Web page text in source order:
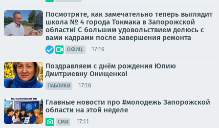
Посмотрите, как замечательно теперь выглядит
школа № 4 города Токмака в Запорожской
области! С большим удовольствием делюсь с
вами кадрами после завершения ремонта
ОФИЦ. 17:19
Поздравляем с днём рождения Юлию
Дмитриевну Онищенко!
ПАБЛИКИ 17:16
Главные новости про #молодежь Запорожской
области на этой неделе
СМИ 17:11